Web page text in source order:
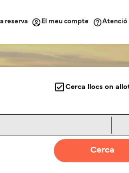
reserva El meu compte Atenció
Cerca llocs on
Cerca